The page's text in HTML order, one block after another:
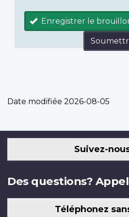
Enregistrer le
Date modifiée 2026-08-05
Suivez-
Des questions?
Téléphonez